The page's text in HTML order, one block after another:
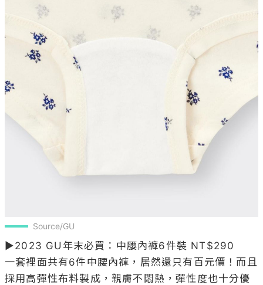
Source/GU
▶2023 GU年末必買：中腰內褲6件裝 NT$290
一套裡面共有6件中腰內褲，居然還只有百元價！而且
採用高彈性布料製成，親膚不悶熱，彈性度也十分優